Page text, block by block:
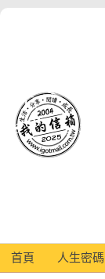
首頁 人生密碼